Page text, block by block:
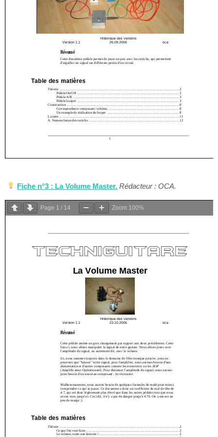
Fiche n°3 : La Volume Master. Rédacteur : OCA.
Page 1 / 14 Zoom 100%